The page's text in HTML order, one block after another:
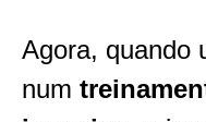
Agora, quando
num